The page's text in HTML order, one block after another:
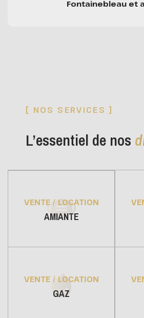
Fontainebleau et
[ NOS SERVICES ]
L’essentiel de nos
VENTE / LOCATION
AMIANTE
VENTE / LOCATION
GAZ